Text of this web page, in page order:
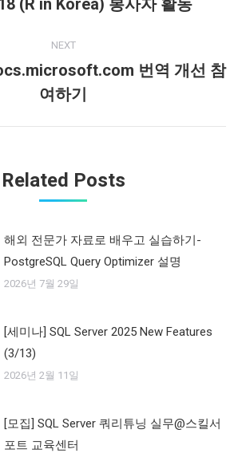
(R in Korea) 봉사자 활동
NEXT
post:
번역 개선 참
여하기
Related Posts
해외 전문가 자료로 배우고 실습하기-
PostgreSQL Query Optimizer 설명
2026년 7월 29일
[세미나] SQL Server 2025 New Features
(3/13)
2026년 2월 11일
[모집] SQL Server 쿼리튜닝 실무@스킬서
포트 교육센터